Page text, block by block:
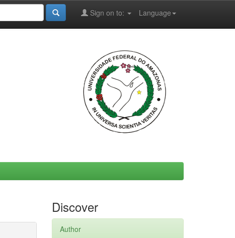
Language
Sign on to:
Discover
Author